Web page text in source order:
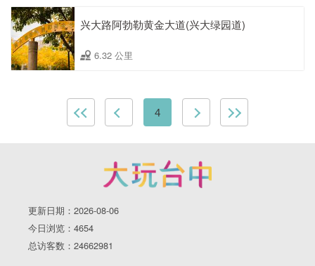
兴大路阿勃勒黄金大道(兴大绿园道)
6.32 公里
4
更新日期：2026-08-06
今日浏览：4654
总访客数：24662981